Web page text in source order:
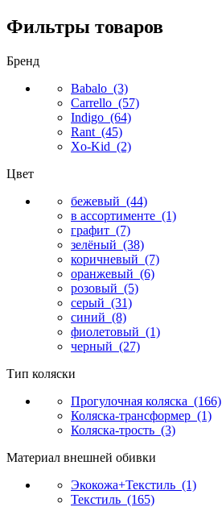
Фильтры товаров
Бренд
Babalo (3)
Carrello (57)
Indigo (64)
Rant (45)
Xo-Kid (2)
Цвет
бежевый (44)
в ассортименте (1)
графит (7)
зелёный (38)
коричневый (7)
оранжевый (6)
розовый (5)
серый (31)
синий (8)
фиолетовый (1)
черный (27)
Тип коляски
Прогулочная коляска (166)
Коляска-трансформер (1)
Коляска-трость (3)
Материал внешней обивки
Экокожа+Текстиль (1)
Текстиль (165)